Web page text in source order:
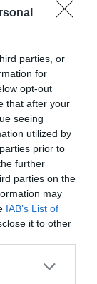
parties, or
for
opt-out
that after your
seeing
utilized by
prior to
further
parties on the
may
IAB’s List of
it to other
more Google
watch?